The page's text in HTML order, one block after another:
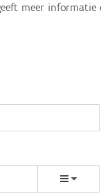
meer